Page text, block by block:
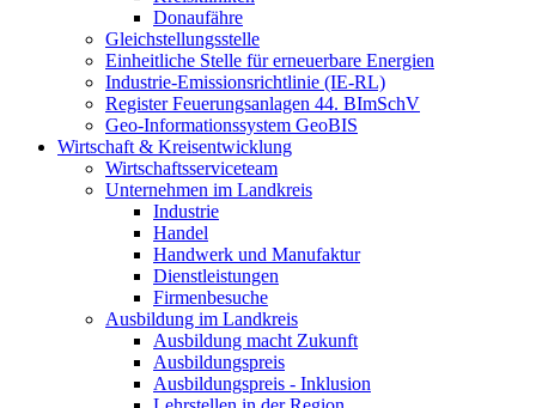
Donaufähre
Gleichstellungsstelle
Einheitliche Stelle für erneuerbare Energien
Industrie-Emissionsrichtlinie (IE-RL)
Register Feuerungsanlagen 44. BImSchV
Geo-Informationssystem GeoBIS
Wirtschaft & Kreisentwicklung
Wirtschaftsserviceteam
Unternehmen im Landkreis
Industrie
Handel
Handwerk und Manufaktur
Dienstleistungen
Firmenbesuche
Ausbildung im Landkreis
Ausbildung macht Zukunft
Ausbildungspreis
Ausbildungspreis - Inklusion